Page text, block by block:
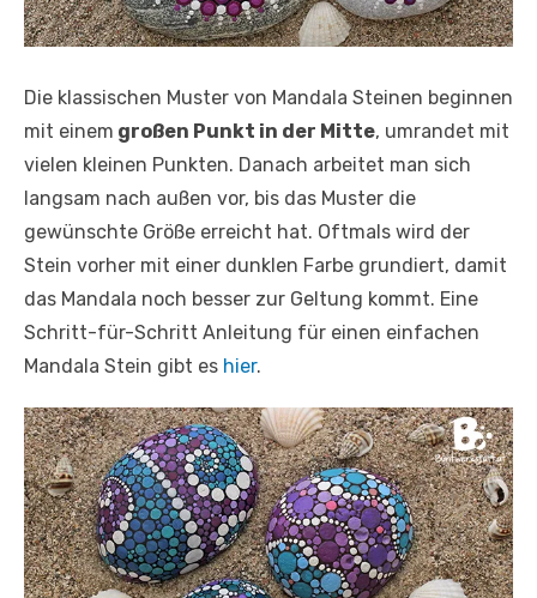
Die klassischen Muster von Mandala Steinen beginnen
mit einem großen Punkt in der Mitte, umrandet mit
vielen kleinen Punkten. Danach arbeitet man sich
langsam nach außen vor, bis das Muster die
gewünschte Größe erreicht hat. Oftmals wird der
Stein vorher mit einer dunklen Farbe grundiert, damit
das Mandala noch besser zur Geltung kommt. Eine
Schritt-für-Schritt Anleitung für einen einfachen
Mandala Stein gibt es hier.